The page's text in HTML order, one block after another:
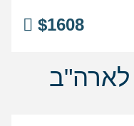
$1608
לארה"ב